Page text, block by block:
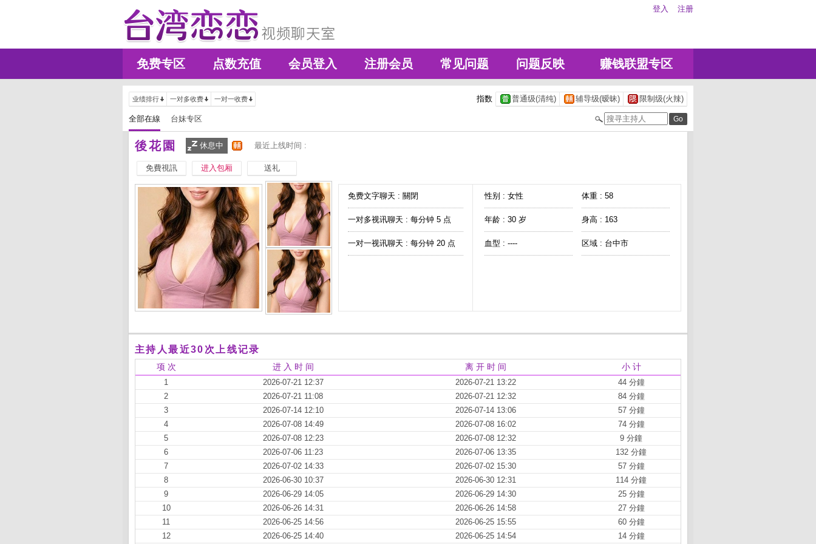
登入 注册
免费专区 点数充值 会员登入 注册会员 常见问题 问题反映 赚钱联盟专区
业绩排行 一对多收费 一对一收费 指数 普通级(清纯) 辅导级(暧昧) 限制级(火辣)
全部在線 台妹专区
後花園 休息中 最近上线时间 :
免費視訊 进入包厢 送礼
免费文字聊天 : 關閉
一对多视讯聊天 : 每分钟 5 点
一对一视讯聊天 : 每分钟 20 点
性别 : 女性 体重 : 58
年龄 : 30 岁 身高 : 163
血型 : ---- 区域 : 台中市
主持人最近30次上线记录
项 次 进 入 时 间 离 开 时 间 小 计
1 2026-07-21 12:37 2026-07-21 13:22
44 分鐘
2
2026-07-21 11:08 2026-07-21 12:32
84 分鐘
3
2026-07-14 12:10 2026-07-14 13:06
57 分鐘
4
2026-07-08 14:49 2026-07-08 16:02
74 分鐘
5
2026-07-08 12:23 2026-07-08 12:32
9 分鐘
6
2026-07-06 11:23 2026-07-06 13:35
132 分鐘
7
2026-07-02 14:33 2026-07-02 15:30
57 分鐘
8
2026-06-30 10:37 2026-06-30 12:31
114 分鐘
9
2026-06-29 14:05 2026-06-29 14:30
25 分鐘
10
2026-06-26 14:31 2026-06-26 14:58
27 分鐘
11
2026-06-25 14:56 2026-06-25 15:55
60 分鐘
12
2026-06-25 14:40 2026-06-25 14:54 14 分鐘